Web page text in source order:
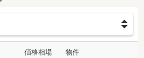
価格相場 物件